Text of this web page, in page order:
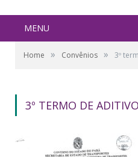
MENU
Home » Convênios » 3º
3º TERMO DE